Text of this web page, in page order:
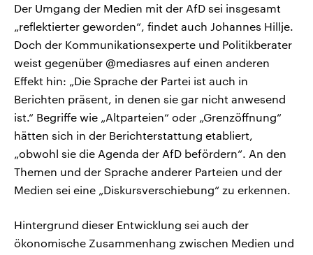
Der Umgang der Medien mit der AfD sei insgesamt
„reflektierter geworden“, findet auch Johannes Hillje.
Doch der Kommunikationsexperte und Politikberater
weist gegenüber @mediasres auf einen anderen
Effekt hin: „Die Sprache der Partei ist auch in
Berichten präsent, in denen sie gar nicht anwesend
ist.“ Begriffe wie „Altparteien“ oder „Grenzöffnung“
hätten sich in der Berichterstattung etabliert,
„obwohl sie die Agenda der AfD befördern“. An den
Themen und der Sprache anderer Parteien und der
Medien sei eine „Diskursverschiebung“ zu erkennen.
Hintergrund dieser Entwicklung sei auch der
ökonomische Zusammenhang zwischen Medien und